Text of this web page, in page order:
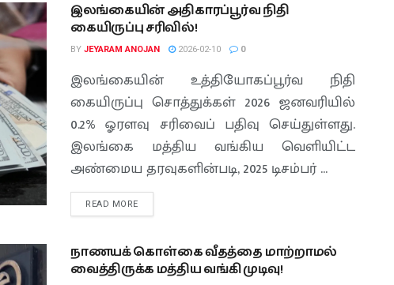
இலங்கையின் அதிகாரப்பூர்வ நிதி
கையிருப்பு சரிவில்!
BY JEYARAM ANOJAN 2026-02-10 0
இலங்கையின் உத்தியோகப்பூர்வ நிதி
கையிருப்பு சொத்துக்கள் 2026 ஜனவரியில்
0.2% ஓரளவு சரிவைப் பதிவு செய்துள்ளது.
இலங்கை மத்திய வங்கிய வெளியிட்ட
அண்மைய தரவுகளின்படி, 2025 டிசம்பர் ...
READ MORE
நாணயக் கொள்கை வீதத்தை மாற்றாமல்
வைத்திருக்க மத்திய வங்கி முடிவு!